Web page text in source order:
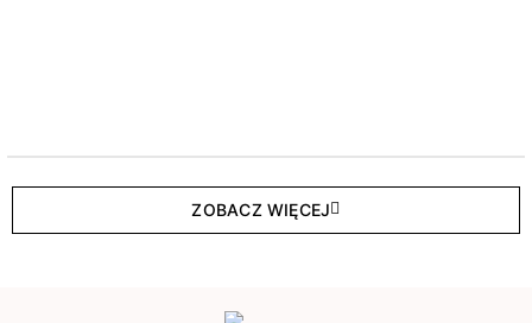
ZOBACZ WIĘCEJ